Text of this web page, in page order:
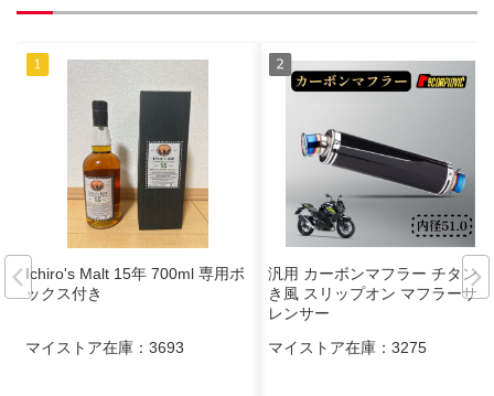
Ichiro's Malt 15年 700ml 専用ボ
ックス付き
マイストア在庫： 3693
汎用 カーボンマフラー チタン焼
き風 スリップオン マフラーサイ
レンサー
マイストア在庫： 3275